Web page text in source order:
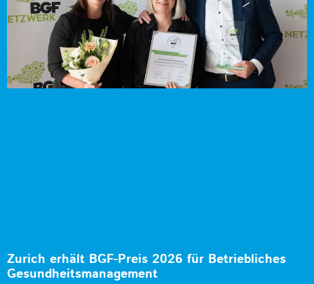
Zurich erhält BGF-Preis 2026 für Betriebliches
Gesundheitsmanagement